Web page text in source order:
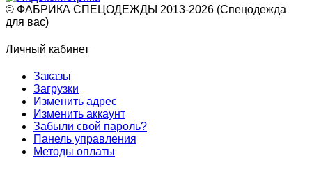
© ФАБРИКА СПЕЦОДЕЖДЫ 2013-2026 (Спецодежда
для вас)
Личный кабинет
Заказы
Загрузки
Изменить адрес
Изменить аккаунт
Забыли свой пароль?
Панель управления
Методы оплаты